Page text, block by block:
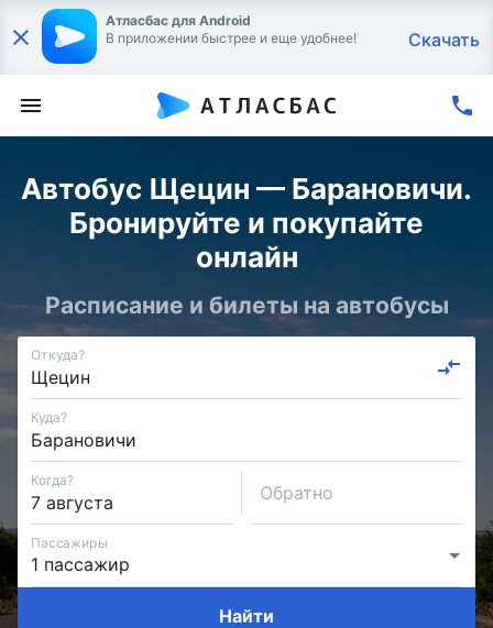
Атласбас для Android
В приложении быстрее и еще удобнее!
Скачать
Автобус Щецин — Барановичи.
Бронируйте и покупайте
онлайн
Расписание и билеты на автобусы
Откуда?
Куда?
Когда?
Обратно
Пассажиры
Найти